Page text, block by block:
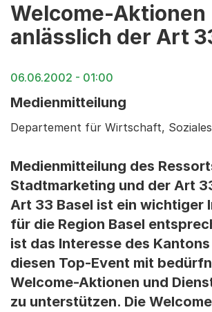
Welcome-Aktionen
anlässlich der Art
06.06.2002 - 01:00
Medienmitteilung
Departement für Wirtschaft,
Medienmitteilung des
Stadtmarketing und der Art
Art 33 Basel ist ein wichtiger
für die Region Basel
ist das Interesse des
diesen Top-Event mit
Welcome-Aktionen und
zu unterstützen. Die